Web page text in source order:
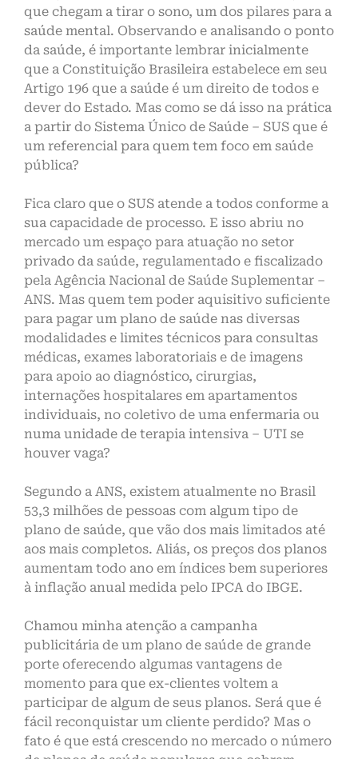
que chegam a tirar o sono, um dos pilares para a
saúde mental. Observando e analisando o ponto
da saúde, é importante lembrar inicialmente
que a Constituição Brasileira estabelece em seu
Artigo 196 que a saúde é um direito de todos e
dever do Estado. Mas como se dá isso na prática
a partir do Sistema Único de Saúde – SUS que é
um referencial para quem tem foco em saúde
pública?
Fica claro que o SUS atende a todos conforme a
sua capacidade de processo. E isso abriu no
mercado um espaço para atuação no setor
privado da saúde, regulamentado e fiscalizado
pela Agência Nacional de Saúde Suplementar –
ANS. Mas quem tem poder aquisitivo suficiente
para pagar um plano de saúde nas diversas
modalidades e limites técnicos para consultas
médicas, exames laboratoriais e de imagens
para apoio ao diagnóstico, cirurgias,
internações hospitalares em apartamentos
individuais, no coletivo de uma enfermaria ou
numa unidade de terapia intensiva – UTI se
houver vaga?
Segundo a ANS, existem atualmente no Brasil
53,3 milhões de pessoas com algum tipo de
plano de saúde, que vão dos mais limitados até
aos mais completos. Aliás, os preços dos planos
aumentam todo ano em índices bem superiores
à inflação anual medida pelo IPCA do IBGE.
Chamou minha atenção a campanha
publicitária de um plano de saúde de grande
porte oferecendo algumas vantagens de
momento para que ex-clientes voltem a
participar de algum de seus planos. Será que é
fácil reconquistar um cliente perdido? Mas o
fato é que está crescendo no mercado o número